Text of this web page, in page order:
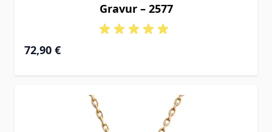
Gravur – 2577
72,90 €